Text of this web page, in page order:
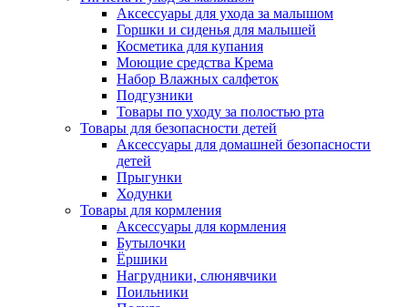
Аксессуары для ухода за малышом
Горшки и сиденья для малышей
Косметика для купания
Моющие средства Крема
Набор Влажных салфеток
Подгузники
Товары по уходу за полостью рта
Товары для безопасности детей
Аксессуары для домашней безопасности
детей
Прыгунки
Ходунки
Товары для кормления
Аксессуары для кормления
Бутылочки
Ёршики
Нагрудники, слюнявчики
Поильники